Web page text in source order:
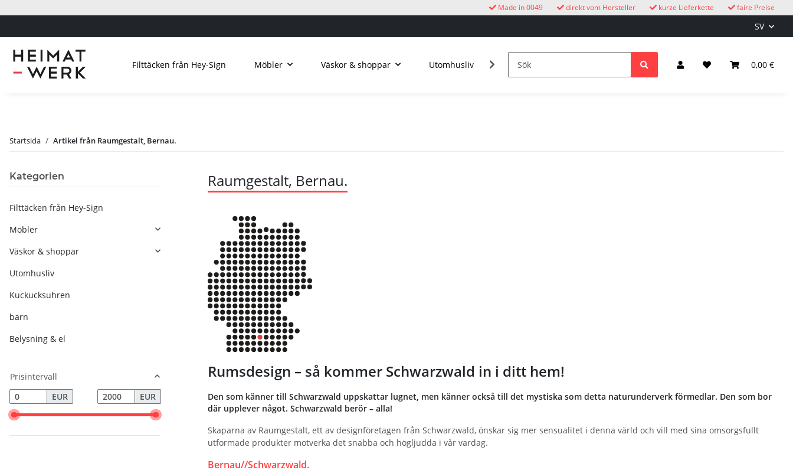
faire Preise
kurze Lieferkette
direkt vom Hersteller
Made in 0049
SV
0,00 €
Filttäcken från Hey-Sign Möbler Väskor & shoppar Utomhusliv Kuckucksuhren Belysning & el
Startsida Artikel från Raumgestalt, Bernau.
Raumgestalt, Bernau.
Rumsdesign – så kommer Schwarzwald in i ditt hem!
Den som känner till Schwarzwald uppskattar lugnet, men känner också till det mystiska som detta naturunderverk förmedlar. Den som bor
där upplever något. Schwarzwald berör – alla!
Skaparna av Raumgestalt, ett av designföretagen från Schwarzwald, önskar sig mer sensualitet i denna värld och vill med sina omsorgsfullt
utformade produkter motverka det snabba och högljudda i vår vardag.
Bernau//Schwarzwald.
Kategorien
Filttäcken från Hey-Sign
Möbler
Väskor & shoppar
Utomhusliv
Kuckucksuhren
barn
Belysning & el
Prisintervall
EUR
EUR